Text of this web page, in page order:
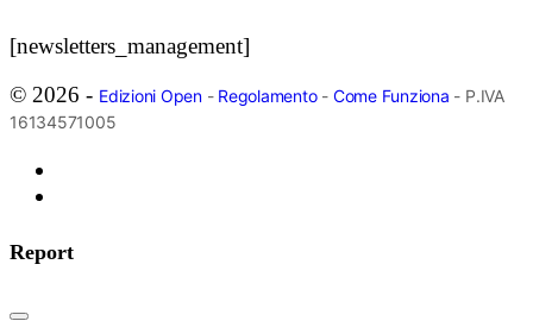
[newsletters_management]
© 2026 - Edizioni Open- Regolamento- Come Funziona - P.IVA
16134571005
Report